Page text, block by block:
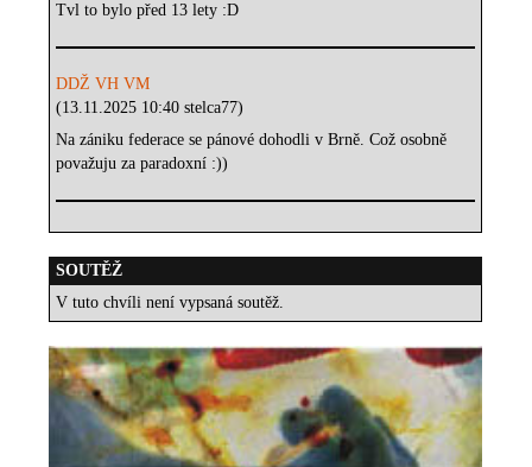
Tvl to bylo před 13 lety :D
DDŽ VH VM
(13.11.2025 10:40 stelca77)
Na zániku federace se pánové dohodli v Brně. Což osobně
považuju za paradoxní :))
SOUTĚŽ
V tuto chvíli není vypsaná soutěž.